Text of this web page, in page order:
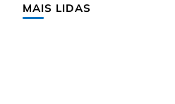
MAIS LIDAS